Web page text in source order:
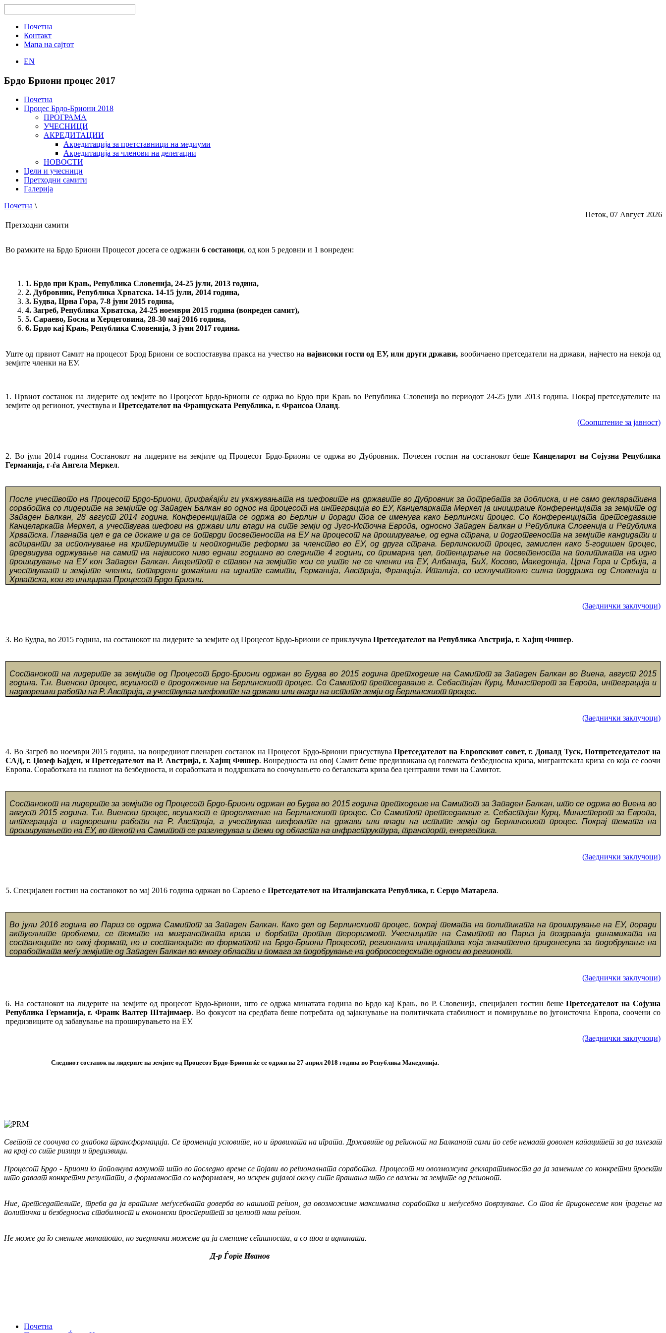
Почетна
Контакт
Мапа на сајтот
EN
Брдо Бриони процес 2017
Почетна
Процес Брдо-Бриони 2018
ПРОГРАМА
УЧЕСНИЦИ
АКРЕДИТАЦИИ
Акредитација за претставници на медиуми
Акредитација за членови на делегации
НОВОСТИ
Цели и учесници
Претходни самити
Галерија
Почетна \
Петок, 07 Август 2026
Претходни самити
Во рамките на Брдо Бриони Процесот досега се одржани 6 состаноци, од кои 5 редовни и 1 вонреден:
1. Брдо при Крањ, Република Словенија, 24-25 јули, 2013 година,
2. Дубровник, Република Хрватска. 14-15 јули, 2014 година,
3. Будва, Црна Гора, 7-8 јуни 2015 година,
4. Загреб, Република Хрватска, 24-25 ноември 2015 година (вонреден самит),
5. Сараево, Босна и Херцеговина, 28-30 мај 2016 година,
6. Брдо кај Крањ, Република Словенија, 3 јуни 2017 година.
Уште од првиот Самит на процесот Брод Бриони се воспоставува пракса на учество на највисоки гости од ЕУ, или други држави, вообичаено претседатели на држави, најчесто на некоја од
земјите членки на ЕУ.
1. Првиот состанок на лидерите од земјите во Процесот Брдо-Бриони се одржа во Брдо при Крањ во Република Словенија во периодот 24-25 јули 2013 година. Покрај претседателите на
земјите од регионот, учествува и Претседателот на Француската Република, г. Франсоа Оланд.
(Соопштение за јавност)
2. Во јули 2014 година Состанокот на лидерите на земјите од Процесот Брдо-Бриони се одржа во Дубровник. Почесен гостин на состанокот беше Канцеларот на Сојузна Република
Германија, г-ѓа Ангела Меркел.
После учеството на Процесот Брдо-Бриони, прифаќајќи ги укажувањата на шефовите на државите во Дубровник за потребата за поблиска, и не само декларативна
соработка со лидерите на земјите од Западен Балкан во однос на процесот на интеграција во ЕУ, Канцеларката Меркел ја иницираше Конференцијата за земјите од
Западен Балкан, 28 август 2014 година. Конференцијата се одржа во Берлин и поради тоа се именува како Берлински процес. Со Конференцијата претседаваше
Канцеларката Меркел, а учествуваа шефови на држави или влади на сите земји од Југо-Источна Европа, односно Западен Балкан и Република Словенија и Република
Хрватска. Главната цел е да се покаже и да се потврди посветеноста на ЕУ на процесот на проширување, од една страна, и подготвеноста на земјите кандидати и
аспиранти за исполнување на критериумите и неопходните реформи за членство во ЕУ, од друга страна. Берлинскиот процес, замислен како 5-годишен процес,
предвидува одржување на самит на највисоко ниво еднаш годишно во следните 4 години, со примарна цел, потенцирање на посветеноста на политиката на идно
проширување на ЕУ кон Западен Балкан. Акцентот е ставен на земјите кои се уште не се членки на ЕУ, Албанија, БиХ, Косово, Македонија, Црна Гора и Србија, а
учествуваат и земјите членки, потврдени домаќини на идните самити, Германија, Австрија, Франција, Италија, со исклучително силна поддршка од Словенија и
Хрватска, кои го иницираа Процесот Брдо Бриони.
(Заеднички заклучоци)
3. Во Будва, во 2015 година, на состанокот на лидерите за земјите од Процесот Брдо-Бриони се приклучува Претседателот на Република Австрија, г. Хајнц Фишер.
Состанокот на лидерите за земјите од Процесот Брдо-Бриони одржан во Будва во 2015 година претходеше на Самитот за Западен Балкан во Виена, август 2015
година. Т.н. Виенски процес, всушност е продолжение на Берлинскиот процес. Со Самитот претседаваше г. Себастијан Курц, Министерот за Европа, интеграција и
надворешни работи на Р. Австрија, а учествуваа шефовите на држави или влади на истите земји од Берлинскиот процес.
(Заеднички заклучоци)
4. Во Загреб во ноември 2015 година, на вонредниот пленарен состанок на Процесот Брдо-Бриони присуствуваПретседателот на Европскиот совет, г. Доналд Туск, Потпретседателот на
САД, г. Џозеф Бајден, и Претседателот на Р. Австрија, г. Хајнц Фишер. Вонредноста на овој Самит беше предизвикана од големата безбедносна криза, мигрантската криза со која се соочи
Европа. Соработката на планот на безбедноста, и соработката и поддршката во соочувањето со бегалската криза беа централни теми на Самитот.
Состанокот на лидерите за земјите од Процесот Брдо-Бриони одржан во Будва во 2015 година претходеше на Самитот за Западен Балкан, што се одржа во Виена во
август 2015 година. Т.н. Виенски процес, всушност е продолжение на Берлинскиот процес. Со Самитот претседаваше г. Себастијан Курц, Министерот за Европа,
интеграција и надворешни работи на Р. Австрија, а учествуваа шефовите на држави или влади на истите земји од Берлинскиот процес. Покрај темата на
проширувањето на ЕУ, во текот на Самитот се разгледуваа и теми од областа на инфраструктура, транспорт, енергетика.
(Заеднички заклучоци)
5. Специјален гостин на состанокот во мај 2016 година одржан во Сараево е Претседателот на Италијанската Република, г. Серџо Матарела.
Во јули 2016 година во Париз се одржа Самитот за Западен Балкан. Како дел од Берлинскиот процес, покрај темата на политиката на проширување на ЕУ, поради
актуелните проблеми, се темите на мигранстката криза и борбата против тероризмот. Учесниците на Самитот во Париз ја поздравија динамиката на
состаноците во овој формат, но и состаноците во форматот на Брдо-Бриони Процесот, регионална иницијатива која значително придонесува за подобрување на
соработката меѓу земјите од Западен Балкан во многу области и помага за подобрување на добрососедските односи во регионот.
(Заеднички заклучоци)
6. На состанокот на лидерите на земјите од процесот Брдо-Бриони, што се одржа минатата година во Брдо кај Крањ, во Р. Словенија, специјален гостин бешеПретседателот на Сојузна
Република Германија, г. Франк Валтер Штајнмаер. Во фокусот на средбата беше потребата од зајакнување на политичката стабилност и помирување во југоисточна Европа, соочени со
предизвиците од забавување на проширувањето на ЕУ.
(Заеднички заклучоци)
Следниот состанок на лидерите на земјите од Процесот Брдо-Бриони ќе се одржи на 27 април 2018 година во Република Македонија.
Светот се соочува со длабока трансформација. Се променија условите, но и правилата на играта. Државите од регионот на Балканот сами по себе немаат доволен капацитет за да излезат
на крај со сите ризици и предизвици.
ПроцесотБрдо - Бриони го пополнува вакумот што во последно време се појави во регионалната соработка. Процесот ни овозможува декларативноста да ја замениме со конкретни проекти
што даваат конкретни резултати, а формалноста со неформален, но искрен дијалог околу сите прашања што се важни за земјите од регионот.
Ние, претседателите, треба да ја вратиме меѓусебната доверба во нашиот регион, да овозможиме максимална соработка и меѓусебно поврзување. Со тоа ќе придонесеме кон градење на
политичка и безбедносна стабилност и економски просперитет за целиот наш регион.
Не може да го смениме минатото, но заеднички можеме да ја смениме сегашноста, а со тоа и иднината.
Д-р Ѓорге Иванов
Почетна